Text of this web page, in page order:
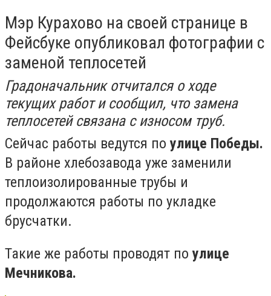
Мэр Курахово на своей странице в
Фейсбуке опубликовал фотографии с
заменой теплосетей
Градоначальник отчитался о ходе
текущих работ и сообщил, что замена
теплосетей связана с износом труб.
Сейчас работы ведутся по улице Победы.
В районе хлебозавода уже заменили
теплоизолированные трубы и
продолжаются работы по укладке
брусчатки.
Такие же работы проводят по улице
Мечникова.